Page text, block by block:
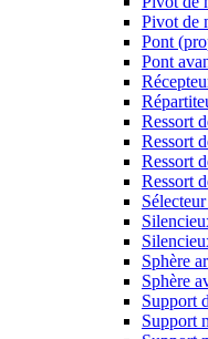
Pivot de
Pont
Pont
Ressort
Ressort
Ressort
Ressort
Sphère
Sphère
Support
Support